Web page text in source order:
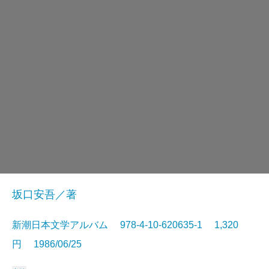
坂口安吾／著
新潮日本文学アルバム 978-4-10-620635-1 1,320
円 1986/06/25